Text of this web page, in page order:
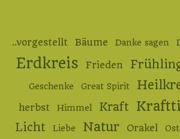
..vorgestellt Bäume Danke sagen
Erdkreis Frieden
Geschenke Great Spirit
herbst
Himmel Kraft
Licht Liebe Natur Orakel